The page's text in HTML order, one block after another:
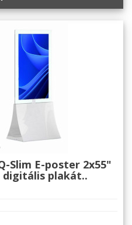
Slim E-poster 2x55"
digitális plakát..